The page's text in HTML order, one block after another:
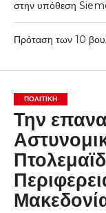
στην υπόθεση
Πρόταση των 10
ΠΟΛΙΤΙΚΉ
Την